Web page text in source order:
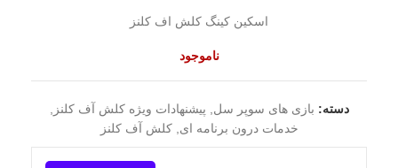
اسکین کینگ کلش اف کلنز
ناموجود
دسته: بازی های سوپر سل پیشنهادات ویژه کلش آف کلنز
خدمات درون برنامه ای کلش آف کلنز